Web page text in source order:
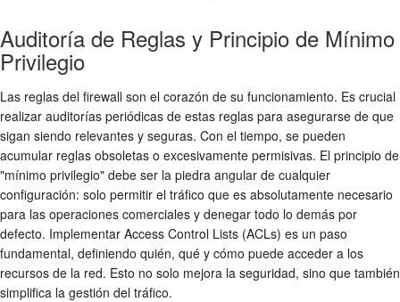
Auditoría de Reglas y Principio de Mínimo
Privilegio
Las reglas del firewall son el corazón de su funcionamiento. Es crucial
realizar auditorías periódicas de estas reglas para asegurarse de que
sigan siendo relevantes y seguras. Con el tiempo, se pueden
acumular reglas obsoletas o excesivamente permisivas. El principio de
"mínimo privilegio" debe ser la piedra angular de cualquier
configuración: solo permitir el tráfico que es absolutamente necesario
para las operaciones comerciales y denegar todo lo demás por
defecto. Implementar Access Control Lists (ACLs) es un paso
fundamental, definiendo quién, qué y cómo puede acceder a los
recursos de la red. Esto no solo mejora la seguridad, sino que también
simplifica la gestión del tráfico.